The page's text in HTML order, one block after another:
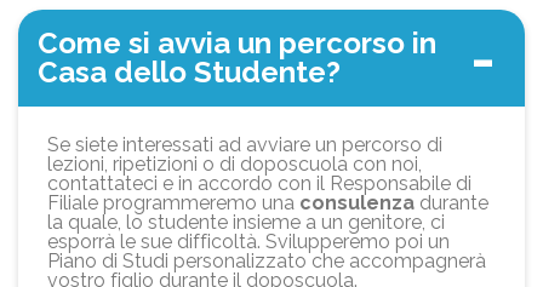
Come si avvia un percorso in
Casa dello Studente?
Se siete interessati ad avviare un percorso di
lezioni, ripetizioni o di doposcuola con noi,
contattateci e in accordo con il Responsabile di
Filiale programmeremo una consulenza durante
la quale, lo studente insieme a un genitore, ci
esporrà le sue difficoltà. Svilupperemo poi un
Piano di Studi personalizzato che accompagnerà
vostro figlio durante il doposcuola.